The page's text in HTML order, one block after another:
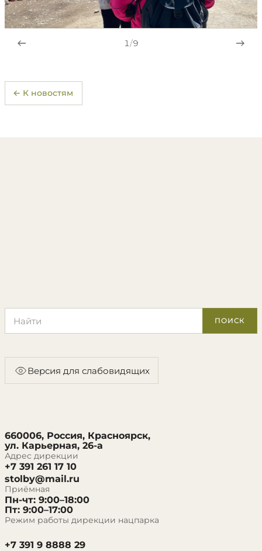
1/9
← К новостям
ПОИСК
Версия для слабовидящих
660006, Россия, Красноярск,
ул. Карьерная, 26-а
Адрес дирекции
+7 391 261 17 10
stolby@mail.ru
Приёмная
Пн-чт: 9:00–18:00
Пт: 9:00–17:00
Режим работы дирекции нацпарка
+7 391 9 8888 29